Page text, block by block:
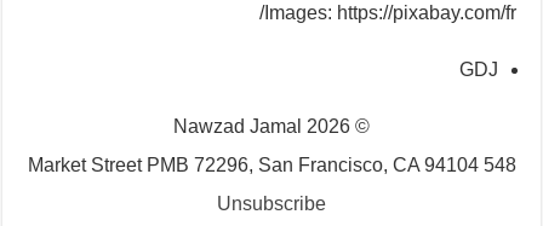
Images: https://pixabay.com/fr/
GDJ
© 2026 Nawzad Jamal
548 Market Street PMB 72296, San Francisco, CA 94104
Unsubscribe